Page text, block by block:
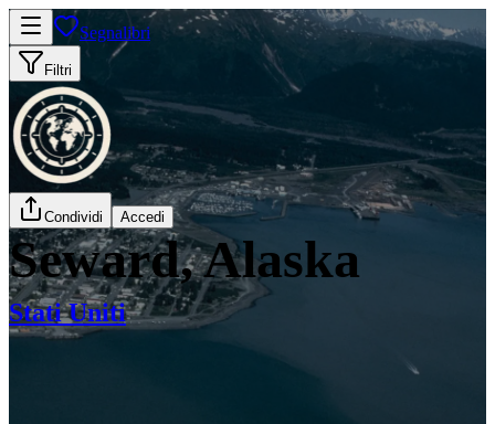
Segnalibri
Filtri
Condividi Accedi
Seward, Alaska
Stati Uniti